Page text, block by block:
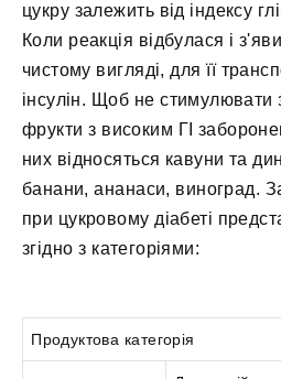
цукру залежить від індексу
Коли реакція відбулася і
чистому вигляді, для її
інсулін. Щоб не стимулювати
фрукти з високим ГІ
них відносяться кавуни та
банани, ананаси, виноград.
при цукровому діабеті
згідно з категоріями:
Продуктова категорія